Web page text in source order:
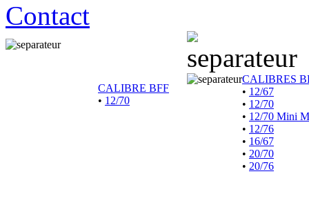
Contact
CALIBRE BFF
• 12/70
CALIBRES
• 12/67
• 12/70
• 12/70 Mini
• 12/76
• 16/67
• 20/70
• 20/76